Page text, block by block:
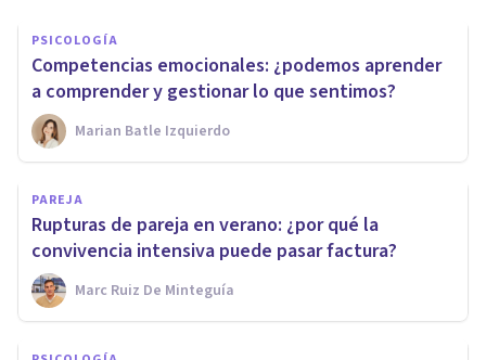
PSICOLOGÍA
Competencias emocionales: ¿podemos aprender
a comprender y gestionar lo que sentimos?
Marian Batle Izquierdo
PAREJA
Rupturas de pareja en verano: ¿por qué la
convivencia intensiva puede pasar factura?
Marc Ruiz De Minteguía